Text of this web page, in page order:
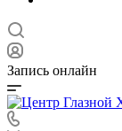
Запись онлайн